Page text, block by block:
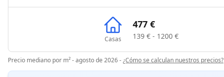
Casas
477 €
139 € - 1200 €
Precio mediano por m² - agosto de 2026-¿Cómo se calculan nuestros precios?